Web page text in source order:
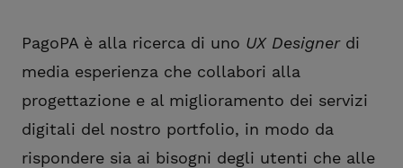
PagoPA è alla ricerca di uno UX Designerdi
media esperienza che collabori alla
progettazione e al miglioramento dei servizi
digitali del nostro portfolio, in modo da
rispondere sia ai bisogni degli utenti che alle